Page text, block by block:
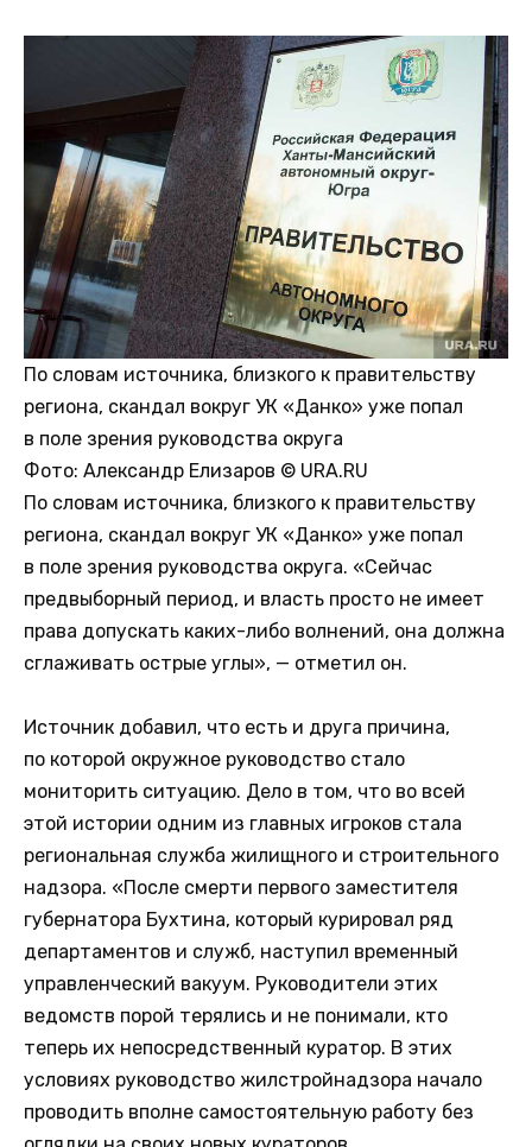
По словам источника, близкого к правительству
региона, скандал вокруг УК «Данко» уже попал
в поле зрения руководства округа
Фото: Александр Елизаров © URA.RU
По словам источника, близкого к правительству
региона, скандал вокруг УК «Данко» уже попал
в поле зрения руководства округа. «Сейчас
предвыборный период, и власть просто не имеет
права допускать каких-либо волнений, она должна
сглаживать острые углы», — отметил он.
Источник добавил, что есть и друга причина,
по которой окружное руководство стало
мониторить ситуацию. Дело в том, что во всей
этой истории одним из главных игроков стала
региональная служба жилищного и строительного
надзора. «После смерти первого заместителя
губернатора Бухтина, который курировал ряд
департаментов и служб, наступил временный
управленческий вакуум. Руководители этих
ведомств порой терялись и не понимали, кто
теперь их непосредственный куратор. В этих
условиях руководство жилстройнадзора начало
проводить вполне самостоятельную работу без